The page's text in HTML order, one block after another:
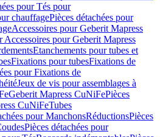
pour Tés pour
chauffagePièces détachées pour
Accessoires pour Geberit Mapress
Accessoires pour Geberit Mapress
Etanchements pour tubes et
Fixations pour tubesFixations de
pour Fixations de
Jeux de vis pour assemblages à
Geberit Mapress CuNiFePièces
CuNiFeTubes
pour ManchonsRéductionsPièces
Pièces détachées pour